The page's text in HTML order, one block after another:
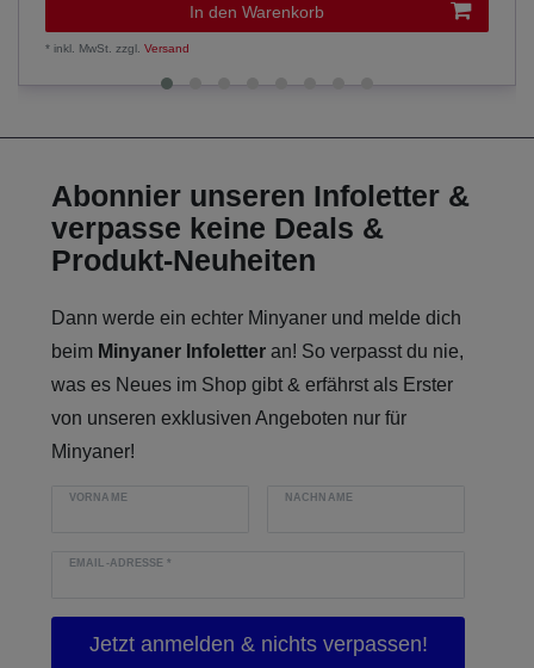
In den Warenkorb
*inkl. MwSt. zzgl.Versand
Abonnier unseren Infoletter &
verpasse keine Deals &
Produkt-Neuheiten
Dann werde ein echter Minyaner und melde dich
beim Minyaner Infoletter an! So verpasst du nie,
was es Neues im Shop gibt & erfährst als Erster
von unseren exklusiven Angeboten nur für
Minyaner!
VORNAME NACHNAME
EMAIL-ADRESSE*